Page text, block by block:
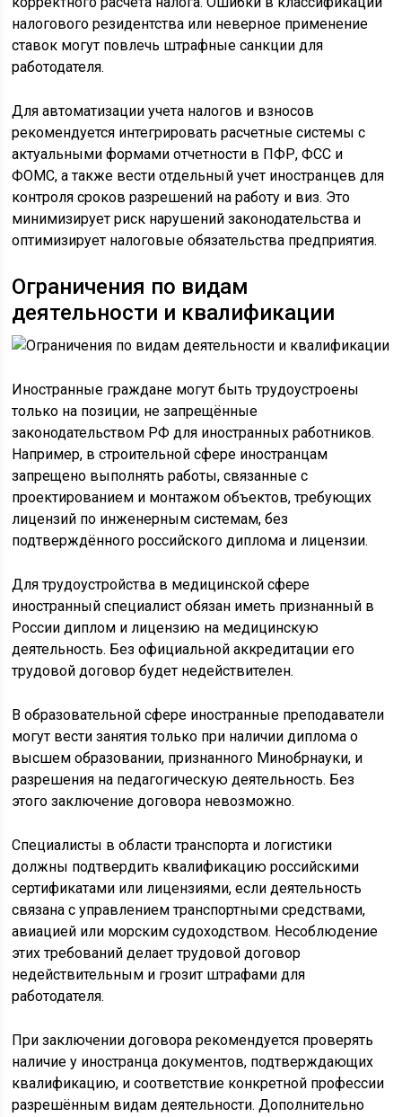
налогового резидентства или неверное применение
ставок могут повлечь штрафные санкции для
работодателя.
Для автоматизации учета налогов и взносов
рекомендуется интегрировать расчетные системы с
актуальными формами отчетности в ПФР, ФСС и
ФОМС, а также вести отдельный учет иностранцев для
контроля сроков разрешений на работу и виз. Это
минимизирует риск нарушений законодательства и
оптимизирует налоговые обязательства предприятия.
Ограничения по видам
деятельности и квалификации
Иностранные граждане могут быть трудоустроены
только на позиции, не запрещённые
законодательством РФ для иностранных работников.
Например, в строительной сфере иностранцам
запрещено выполнять работы, связанные с
проектированием и монтажом объектов, требующих
лицензий по инженерным системам, без
подтверждённого российского диплома и лицензии.
Для трудоустройства в медицинской сфере
иностранный специалист обязан иметь признанный в
России диплом и лицензию на медицинскую
деятельность. Без официальной аккредитации его
трудовой договор будет недействителен.
В образовательной сфере иностранные преподаватели
могут вести занятия только при наличии диплома о
высшем образовании, признанного Минобрнауки, и
разрешения на педагогическую деятельность. Без
этого заключение договора невозможно.
Специалисты в области транспорта и логистики
должны подтвердить квалификацию российскими
сертификатами или лицензиями, если деятельность
связана с управлением транспортными средствами,
авиацией или морским судоходством. Несоблюдение
этих требований делает трудовой договор
недействительным и грозит штрафами для
работодателя.
При заключении договора рекомендуется проверять
наличие у иностранца документов, подтверждающих
квалификацию, и соответствие конкретной профессии
разрешённым видам деятельности. Дополнительно